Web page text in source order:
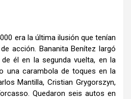
era la última ilusión que tenían
acción. Bananita Benítez largó
él en la segunda vuelta, en la
una carambola de toques en la
Mantilla, Cristian Grygorszyn,
Quedaron seis autos en